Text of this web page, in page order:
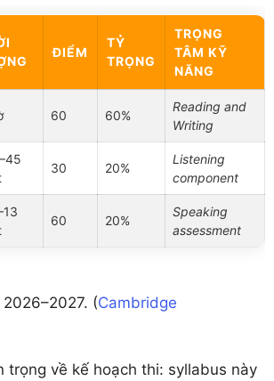
ĐIỂM
TỶ
TRỌNG
TRỌNG
TÂM KỸ
NĂNG
60 60%
Reading and
Writing
30 20%
Listening
component
60 20%
Speaking
assessment
(Cambridge
trọng về kế hoạch thi: syllabus này